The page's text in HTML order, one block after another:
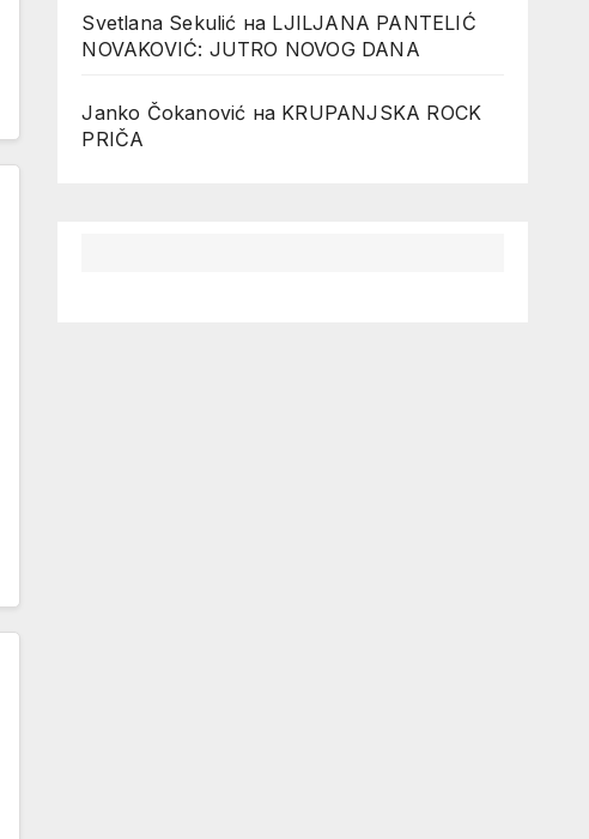
Svetlana Sekulić на LJILJANA PANTELIĆ
NOVAKOVIĆ: JUTRO NOVOG DANA
Janko Čokanović на KRUPANJSKA ROCK
PRIČA